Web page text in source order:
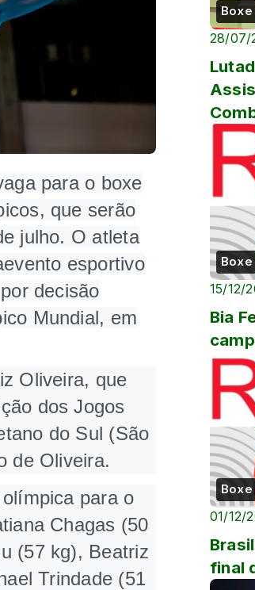
para o boxe
que serão
julho. O atleta
esportivo
decisão
Mundial, em
Oliveira, que
dos Jogos
do Sul (São
de Oliveira.
para o
Chagas (50
(57 kg), Beatriz
Trindade (51
Boxe
28/07/
Boxe
15/12/
Bia
Boxe
01/12/
final